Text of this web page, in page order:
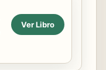
Ver Libro